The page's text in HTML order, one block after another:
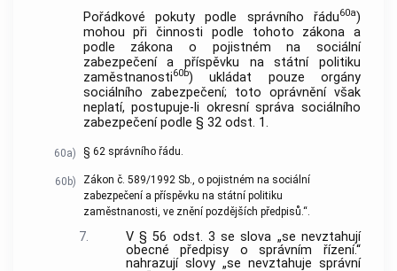
Pořádkové pokuty podle správního řádu60a)
mohou při činnosti podle tohoto zákona a
podle zákona o pojistném na sociální
zabezpečení a příspěvku na státní politiku
zaměstnanosti60b) ukládat pouze orgány
sociálního zabezpečení; toto oprávnění však
neplatí, postupuje-li okresní správa sociálního
zabezpečení podle § 32 odst. 1.
60a) § 62 správního řádu.
60b)
Zákon č. 589/1992 Sb., o pojistném na sociální
zabezpečení a příspěvku na státní politiku
zaměstnanosti, ve znění pozdějších předpisů.“.
7.
V § 56 odst. 3 se slova „se nevztahují
obecné předpisy o správním řízení.“
nahrazují slovy „se nevztahuje správní